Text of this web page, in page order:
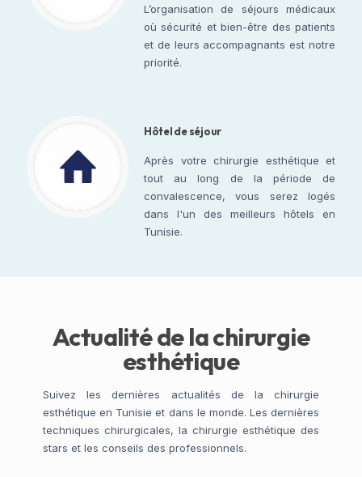
L’organisation de séjours médicaux
où sécurité et bien-être des patients
et de leurs accompagnants est notre
priorité.
Hôtel de séjour
Après votre chirurgie esthétique et
tout au long de la période de
convalescence, vous serez logés
dans l'un des meilleurs hôtels en
Tunisie.
Actualité de la chirurgie
esthétique
Suivez les dernières actualités de la chirurgie
esthétique en Tunisie et dans le monde. Les dernières
techniques chirurgicales, la chirurgie esthétique des
stars et les conseils des professionnels.